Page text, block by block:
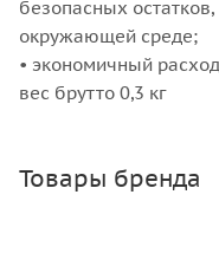
безопасных
окружающей среде;
• экономичный
вес брутто 0,3 кг
Товары бренда